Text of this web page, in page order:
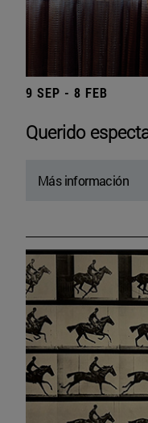
9 SEP - 8 FEB
Querido
Más información